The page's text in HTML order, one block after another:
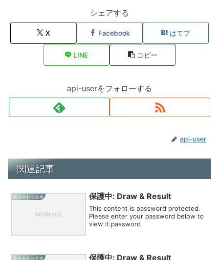
シェアする
X Facebook はてブ
LINE コピー
api-userをフォローする
api-user
関連記事
組み合わせ共有 保護中: Draw & Result
This content is password protected.
Please enter your password below to
view it.password
組み合わせ共有 保護中: Draw & Result